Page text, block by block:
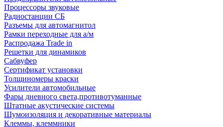
Процессоры звуковые
Радиостанции СБ
Разъемы для автомагнитол
Рамки переходные для а/м
Распродажа Trade in
Решетки для динамиков
Сабвуфер
Сертификат установки
Толщиномеры краски
Усилители автомобильные
Фары дневного света,противотуманные
Штатные акустические системы
Шумоизоляция и декоративные материалы
Клеммы, клеммники